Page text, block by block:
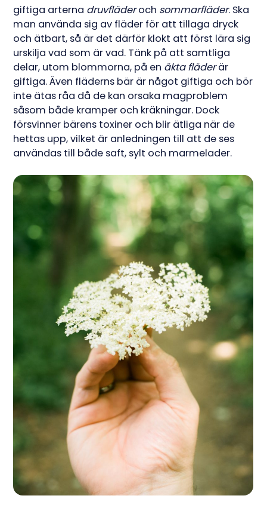
giftiga arterna druvfläderoch sommarfläder. Ska
man använda sig av fläder för att tillaga dryck
och ätbart, så är det därför klokt att först lära sig
urskilja vad som är vad. Tänk på att samtliga
delar, utom blommorna, på en äkta fläderär
giftiga. Även fläderns bär är något giftiga och bör
inte ätas råa då de kan orsaka magproblem
såsom både kramper och kräkningar. Dock
försvinner bärens toxiner och blir ätliga när de
hettas upp, vilket är anledningen till att de ses
användas till både saft, sylt och marmelader.